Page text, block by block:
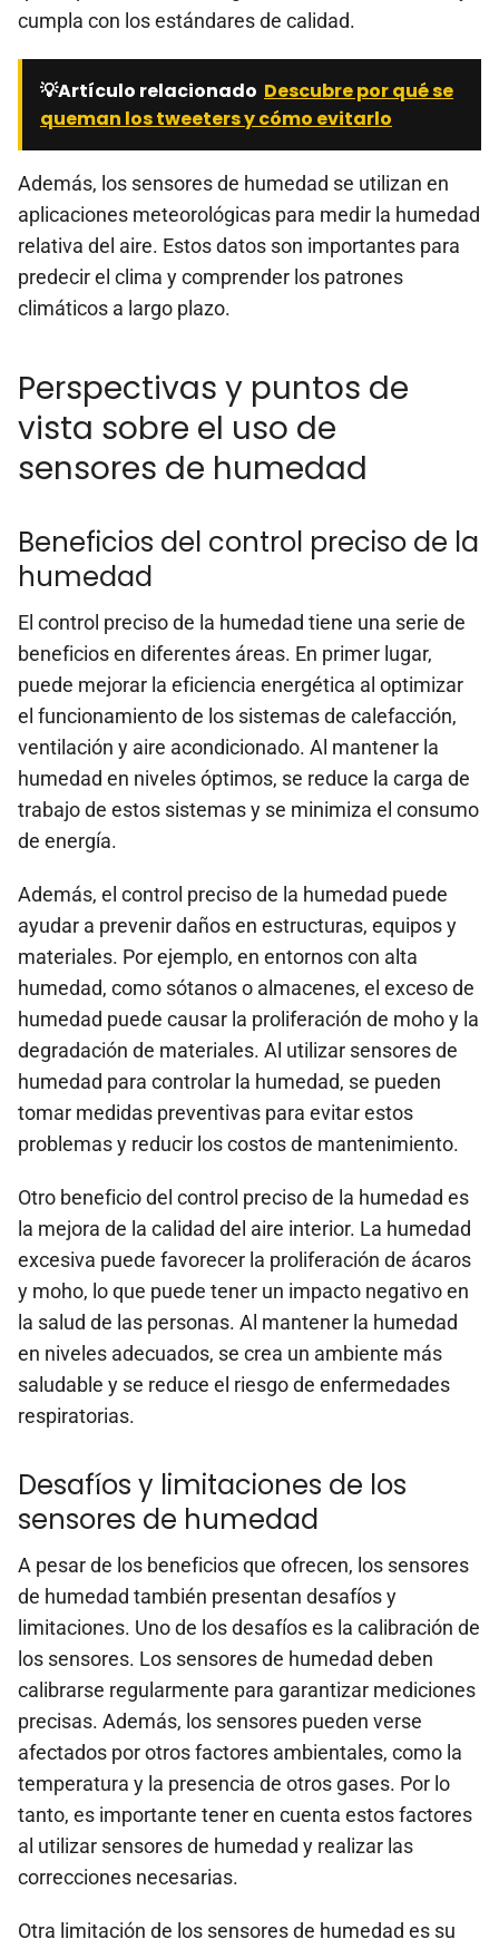
cumpla con los estándares de calidad.
💡Artículo relacionado Descubre por qué se
queman los tweeters y cómo evitarlo
Además, los sensores de humedad se utilizan en
aplicaciones meteorológicas para medir la humedad
relativa del aire. Estos datos son importantes para
predecir el clima y comprender los patrones
climáticos a largo plazo.
Perspectivas y puntos de
vista sobre el uso de
sensores de humedad
Beneficios del control preciso de la
humedad
El control preciso de la humedad tiene una serie de
beneficios en diferentes áreas. En primer lugar,
puede mejorar la eficiencia energética al optimizar
el funcionamiento de los sistemas de calefacción,
ventilación y aire acondicionado. Al mantener la
humedad en niveles óptimos, se reduce la carga de
trabajo de estos sistemas y se minimiza el consumo
de energía.
Además, el control preciso de la humedad puede
ayudar a prevenir daños en estructuras, equipos y
materiales. Por ejemplo, en entornos con alta
humedad, como sótanos o almacenes, el exceso de
humedad puede causar la proliferación de moho y la
degradación de materiales. Al utilizar sensores de
humedad para controlar la humedad, se pueden
tomar medidas preventivas para evitar estos
problemas y reducir los costos de mantenimiento.
Otro beneficio del control preciso de la humedad es
la mejora de la calidad del aire interior. La humedad
excesiva puede favorecer la proliferación de ácaros
y moho, lo que puede tener un impacto negativo en
la salud de las personas. Al mantener la humedad
en niveles adecuados, se crea un ambiente más
saludable y se reduce el riesgo de enfermedades
respiratorias.
Desafíos y limitaciones de los
sensores de humedad
A pesar de los beneficios que ofrecen, los sensores
de humedad también presentan desafíos y
limitaciones. Uno de los desafíos es la calibración de
los sensores. Los sensores de humedad deben
calibrarse regularmente para garantizar mediciones
precisas. Además, los sensores pueden verse
afectados por otros factores ambientales, como la
temperatura y la presencia de otros gases. Por lo
tanto, es importante tener en cuenta estos factores
al utilizar sensores de humedad y realizar las
correcciones necesarias.
Otra limitación de los sensores de humedad es su